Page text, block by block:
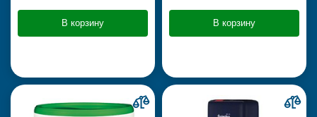
В корзину В корзину